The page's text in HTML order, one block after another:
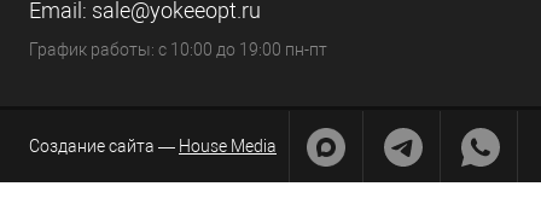
Email: sale@yokeeopt.ru
График работы: с 10:00 до 19:00 пн-пт
Создание сайта — House Media